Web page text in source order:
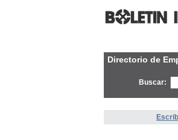
Directorio de
Buscar: